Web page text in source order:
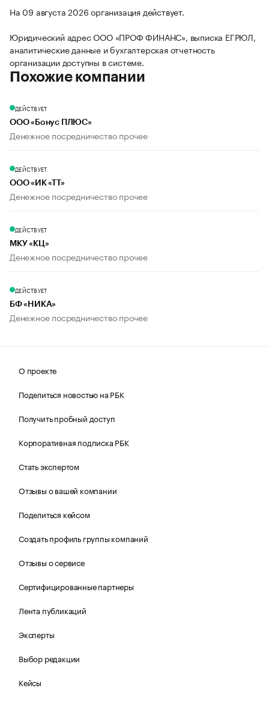
На 09 августа 2026 организация действует.
Юридический адрес ООО «ПРОФ ФИНАНС», выписка ЕГРЮЛ,
аналитические данные и бухгалтерская отчетность
организации доступны в системе.
Похожие компании
ДЕЙСТВУЕТ
ООО «Бонус ПЛЮС»
Денежное посредничество прочее
ДЕЙСТВУЕТ
ООО «ИК «ТТ»
Денежное посредничество прочее
ДЕЙСТВУЕТ
МКУ «КЦ»
Денежное посредничество прочее
ДЕЙСТВУЕТ
БФ «НИКА»
Денежное посредничество прочее
О проекте
Поделиться новостью на РБК
Получить пробный доступ
Корпоративная подписка РБК
Стать экспертом
Отзывы о вашей компании
Поделиться кейсом
Создать профиль группы компаний
Отзывы о сервисе
Сертифицированные партнеры
Лента публикаций
Эксперты
Выбор редакции
Кейсы